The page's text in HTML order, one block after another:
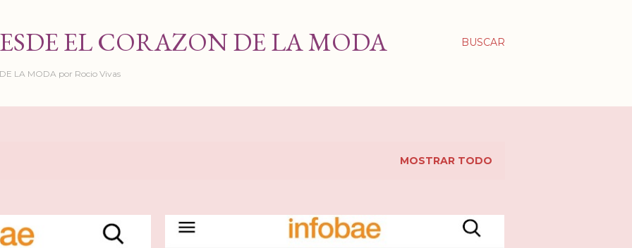
BUSCAR
EL CORAZON DE LA MODA
LA MODA por Rocio Vivas
MOSTRAR TODO